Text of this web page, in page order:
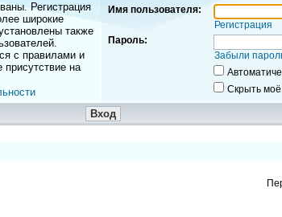
Регистрация
широкие
также
с правилами и
на
Имя пользователя:
Регистрация
Пароль:
Забыли
Скрыть